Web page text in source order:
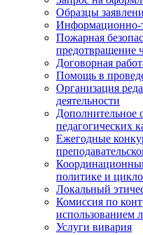
Образцы
Информационно-
Пожарная
предотвращение
Договорная
Помощь в
Организация
деятельности
Дополнительное
педагогических
Ежегодные
политике и
Локальный
Комиссия по
использованием
Услуги вивария